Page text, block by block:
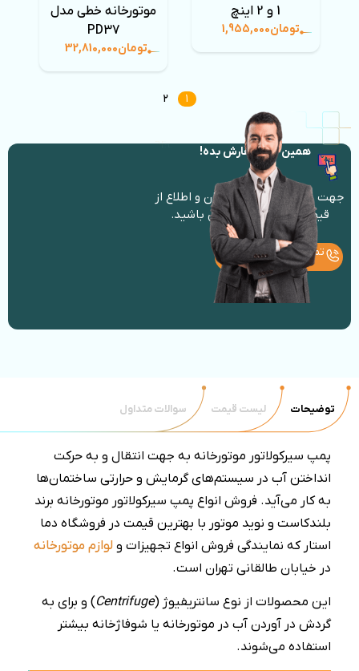
1 و 2 اینچ
تومان1,955,000
موتورخانه خطی مدل
PD37
تومان32,810,000
۱ ۲
همین حالا سفارش بده!
جهت دریافت مشاوره رایگان و اطلاع از
قیمت روز با ما در تماس باشید.
تماس و دریافت قیمت
توضیحات لیست قیمت سوالات متداول
پمپ سیرکولاتور موتورخانه به جهت انتقال و به حرکت
انداختن آب در سیستم‌های گرمایش و حرارتی ساختمان‌ها
به کار می‌آید. فروش انواع پمپ سیرکولاتور موتورخانه برند
بلندکاست و نوید موتور با بهترین قیمت در فروشگاه دما
استار که نمایندگی فروش انواع تجهیزات و لوازم موتورخانه
در خیابان طالقانی تهران است.
این محصولات از نوع سانتریفیوژ (Centrifuge) و برای به
گردش در آوردن آب در موتورخانه یا شوفاژخانه بیشتر
استفاده می‌شوند.